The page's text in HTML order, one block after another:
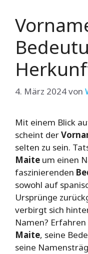
4. März 2024von
Mit einem Blick
scheint der
selten zu sein.
Maite um einen
faszinierenden
sowohl auf
Ursprünge
verbirgt sich
Namen?
Maite, seine
seine